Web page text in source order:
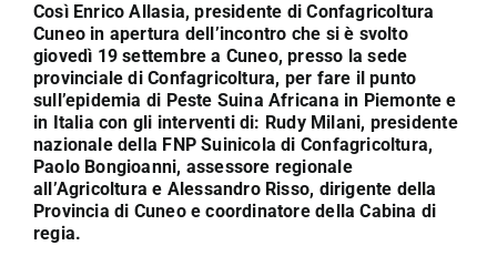
Così Enrico Allasia, presidente di Confagricoltura
Cuneo in apertura de ll’incontro che si è svolto
giovedì 19 settembre a Cuneo, presso la sede
provinciale di Confagricoltura, per fare il punto
sull’epidemia di Peste Suina Africana in Piemonte e
in Italia con gli interventi di: Rudy Milani, presidente
nazionale della FNP Suinicola di Confagricoltura,
Paolo Bongioanni, assessore regionale
all’Agricoltura e Alessandro Risso, dirigente della
Provincia di Cuneo e coordinatore della Cabina di
regia.